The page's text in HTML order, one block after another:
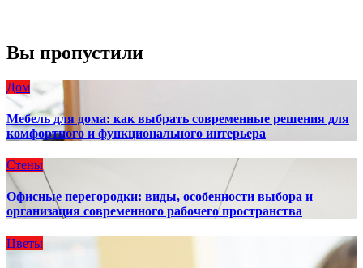
Вы пропустили
Дом
Мебель для дома: как выбрать современные решения для
комфортного и функционального интерьера
Стены
Офисные перегородки: виды, особенности выбора и
организация современного рабочего пространства
Цветы